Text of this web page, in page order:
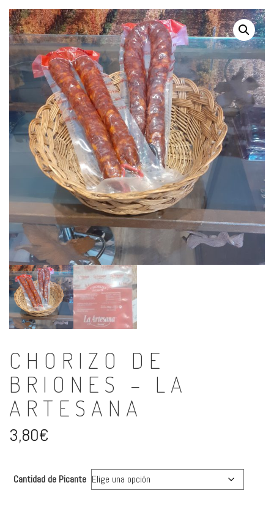
CHORIZO DE
BRIONES – LA
ARTESANA
3,80€
Cantidad de Picante